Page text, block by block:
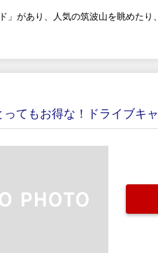
があり、人気の筑波山を眺めた
てもお得な！ドライブキ